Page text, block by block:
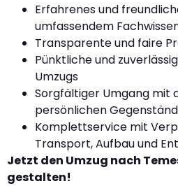
Erfahrenes und
umfassendem
Transparente und faire
Pünktliche und
Umzugs
Sorgfältiger Umgang mit
persönlichen
Komplettservice mit
Transport, Aufbau und
Jetzt den Umzug nach
gestalten!